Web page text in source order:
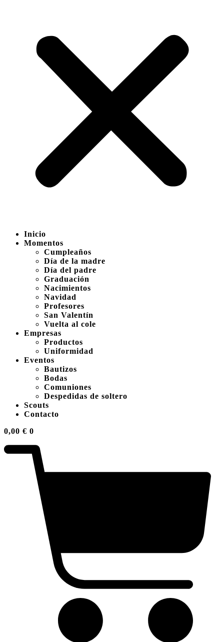
Inicio
Momentos
Cumpleaños
Día de la madre
Día del padre
Graduación
Nacimientos
Navidad
Profesores
San Valentín
Vuelta al cole
Empresas
Productos
Uniformidad
Eventos
Bautizos
Bodas
Comuniones
Despedidas de soltero
Scouts
Contacto
0,00 € 0